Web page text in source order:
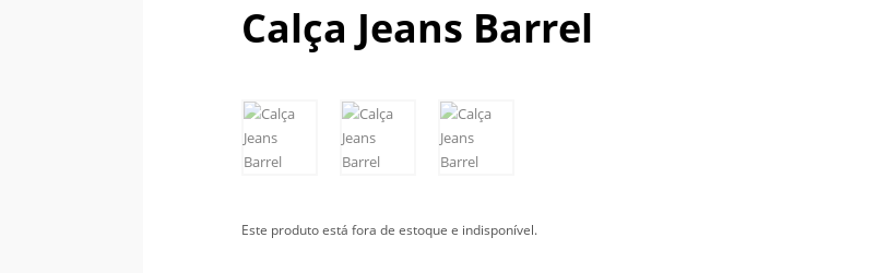
Calça Jeans Barrel
Este produto está fora de estoque e indisponível.